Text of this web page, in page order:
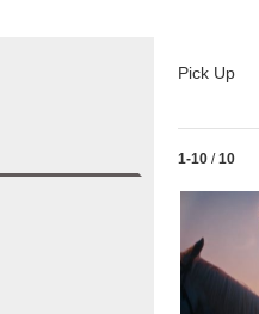
Pick Up
Currently
1-10 / 10